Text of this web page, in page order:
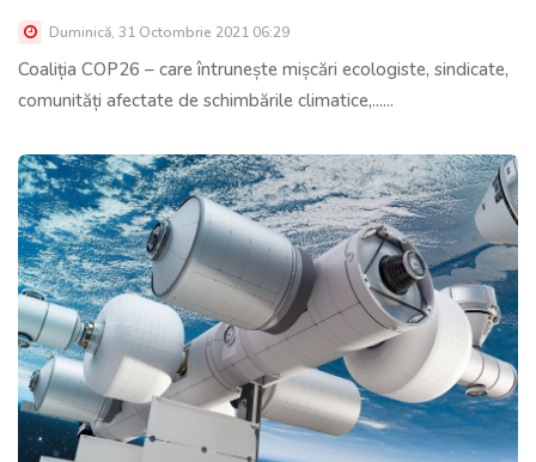
Duminică, 31 Octombrie 2021 06:29
Coaliția COP26 – care întrunește mișcări ecologiste, sindicate,
comunități afectate de schimbările climatice,......